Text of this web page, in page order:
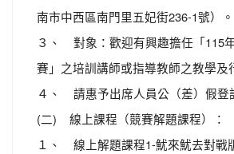
南市中西區南門里五妃街236-1號）。
３、 對象：歡迎有興趣擔任「115
賽」之培訓講師或指導教師之教學及
４、 請惠予出席人員公（差）假登
(二) 線上課程（競賽解題課程）：
１、 線上解題課程1-魷來魷去對戰